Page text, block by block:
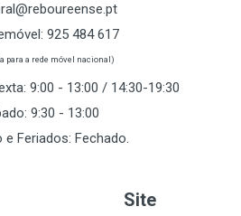
925 484 617
para a rede móvel nacional)
9:00 - 13:00 / 14:30-19:30
9:30 - 13:00
e Feriados: Fechado.
Site